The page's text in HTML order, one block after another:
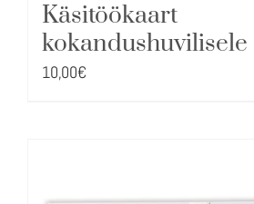
Käsitöökaart
kokandushuvilisele
10,00€